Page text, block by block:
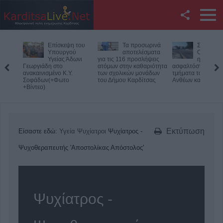
Twitter
YouTube
Επικοινωνία με το
KarditsaLive.Net
Επίσκεψη του
Υπουργού
Υγείας Άδωνι
Γεωργιάδη στο
ανακαινισμένο Κ.Y.
Σοφάδων(+Φωτο
+Βίντεο)
Τα προσωρινά
αποτελέσματα
για τις 116 προσλήψεις
ατόμων στην καθαριότητα
των σχολικών μονάδων
του Δήμου Καρδίτσας
Σοφάδες:
η
ασφαλτόστρωση
τμήματα των οδών
Ανθέων και
Εκτύπωση
Είσαστε εδώ: Υγεία Ψυχίατροι Ψυχίατρος -
Ψυχοθεραπευτής 'Αποστολίκας Απόστολος'
Ψυχίατρος -